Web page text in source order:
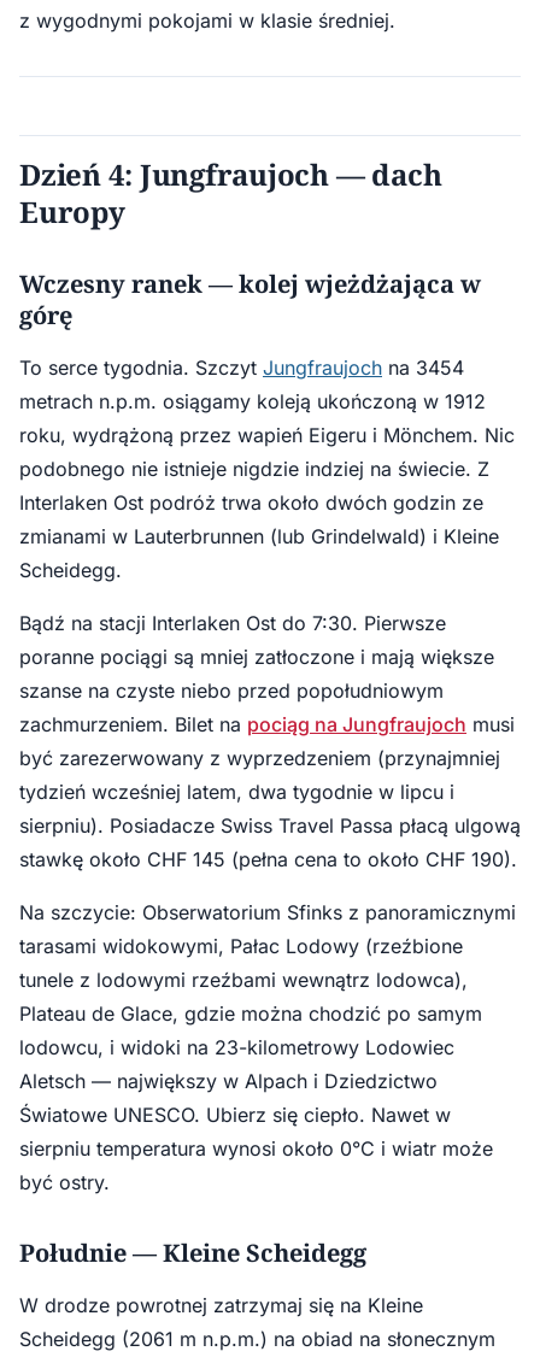
z wygodnymi pokojami w klasie średniej.
Dzień 4: Jungfraujoch — dach
Europy
Wczesny ranek — kolej wjeżdżająca w
górę
To serce tygodnia. Szczyt Jungfraujoch na 3454
metrach n.p.m. osiągamy koleją ukończoną w 1912
roku, wydrążoną przez wapień Eigeru i Mönchem. Nic
podobnego nie istnieje nigdzie indziej na świecie. Z
Interlaken Ost podróż trwa około dwóch godzin ze
zmianami w Lauterbrunnen (lub Grindelwald) i Kleine
Scheidegg.
Bądź na stacji Interlaken Ost do 7:30. Pierwsze
poranne pociągi są mniej zatłoczone i mają większe
szanse na czyste niebo przed popołudniowym
zachmurzeniem. Bilet na pociąg na Jungfraujoch musi
być zarezerwowany z wyprzedzeniem (przynajmniej
tydzień wcześniej latem, dwa tygodnie w lipcu i
sierpniu). Posiadacze Swiss Travel Passa płacą ulgową
stawkę około CHF 145 (pełna cena to około CHF 190).
Na szczycie: Obserwatorium Sfinks z panoramicznymi
tarasami widokowymi, Pałac Lodowy (rzeźbione
tunele z lodowymi rzeźbami wewnątrz lodowca),
Plateau de Glace, gdzie można chodzić po samym
lodowcu, i widoki na 23-kilometrowy Lodowiec
Aletsch — największy w Alpach i Dziedzictwo
Światowe UNESCO. Ubierz się ciepło. Nawet w
sierpniu temperatura wynosi około 0°C i wiatr może
być ostry.
Południe — Kleine Scheidegg
W drodze powrotnej zatrzymaj się na Kleine
Scheidegg (2061 m n.p.m.) na obiad na słonecznym